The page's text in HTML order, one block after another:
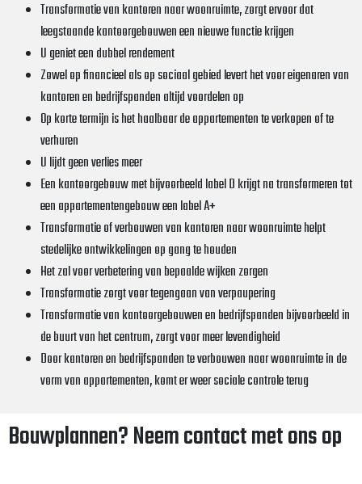
Transformatie van kantoren naar woonruimte, zorgt ervoor dat
leegstaande kantoorgebouwen een nieuwe functie krijgen
U geniet een dubbel rendement
Zowel op financieel als op sociaal gebied levert het voor eigenaren van
kantoren en bedrijfspanden altijd voordelen op
Op korte termijn is het haalbaar de appartementen te verkopen of te
verhuren
U lijdt geen verlies meer
Een kantoorgebouw met bijvoorbeeld label D krijgt na transformeren tot
een appartementengebouw een label A+
Transformatie of verbouwen van kantoren naar woonruimte helpt
stedelijke ontwikkelingen op gang te houden
Het zal voor verbetering van bepaalde wijken zorgen
Transformatie zorgt voor tegengaan van verpaupering
Transformatie van kantoorgebouwen en bedrijfspanden bijvoorbeeld in
de buurt van het centrum, zorgt voor meer levendigheid
Door kantoren en bedrijfspanden te verbouwen naar woonruimte in de
vorm van appartementen, komt er weer sociale controle terug
Bouwplannen? Neem contact met ons op